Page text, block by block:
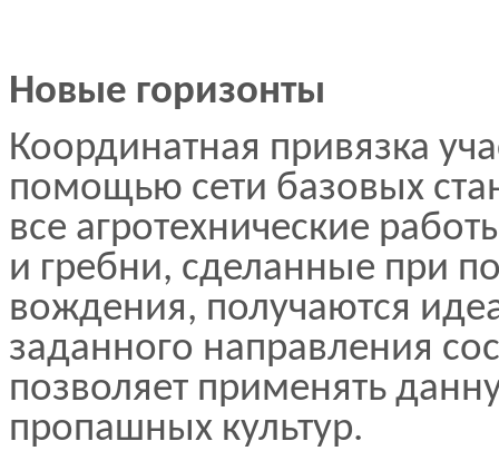
Новые горизонты
Координатная привязка
помощью сети базовых
все агротехнические
и гребни, сделанные при
вождения, получаются
заданного направления
позволяет применять
пропашных культур.